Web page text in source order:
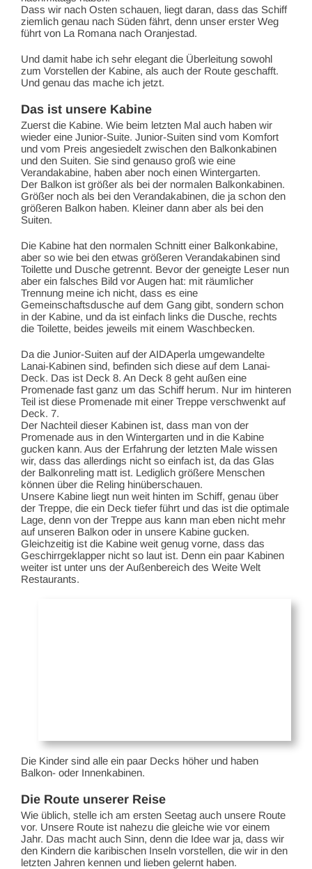
Dass wir nach Osten schauen, liegt daran, dass das Schiff
ziemlich genau nach Süden fährt, denn unser erster Weg
führt von La Romana nach Oranjestad.
Und damit habe ich sehr elegant die Überleitung sowohl
zum Vorstellen der Kabine, als auch der Route geschafft.
Und genau das mache ich jetzt.
Das ist unsere Kabine
Zuerst die Kabine. Wie beim letzten Mal auch haben wir
wieder eine Junior-Suite. Junior-Suiten sind vom Komfort
und vom Preis angesiedelt zwischen den Balkonkabinen
und den Suiten. Sie sind genauso groß wie eine
Verandakabine, haben aber noch einen Wintergarten.
Der Balkon ist größer als bei der normalen Balkonkabinen.
Größer noch als bei den Verandakabinen, die ja schon den
größeren Balkon haben. Kleiner dann aber als bei den
Suiten.
Die Kabine hat den normalen Schnitt einer Balkonkabine,
aber so wie bei den etwas größeren Verandakabinen sind
Toilette und Dusche getrennt. Bevor der geneigte Leser nun
aber ein falsches Bild vor Augen hat: mit räumlicher
Trennung meine ich nicht, dass es eine
Gemeinschaftsdusche auf dem Gang gibt, sondern schon
in der Kabine, und da ist einfach links die Dusche, rechts
die Toilette, beides jeweils mit einem Waschbecken.
Da die Junior-Suiten auf der AIDAperla umgewandelte
Lanai-Kabinen sind, befinden sich diese auf dem Lanai-
Deck. Das ist Deck 8. An Deck 8 geht außen eine
Promenade fast ganz um das Schiff herum. Nur im hinteren
Teil ist diese Promenade mit einer Treppe verschwenkt auf
Deck. 7.
Der Nachteil dieser Kabinen ist, dass man von der
Promenade aus in den Wintergarten und in die Kabine
gucken kann. Aus der Erfahrung der letzten Male wissen
wir, dass das allerdings nicht so einfach ist, da das Glas
der Balkonreling matt ist. Lediglich größere Menschen
können über die Reling hinüberschauen.
Unsere Kabine liegt nun weit hinten im Schiff, genau über
der Treppe, die ein Deck tiefer führt und das ist die optimale
Lage, denn von der Treppe aus kann man eben nicht mehr
auf unseren Balkon oder in unsere Kabine gucken.
Gleichzeitig ist die Kabine weit genug vorne, dass das
Geschirrgeklapper nicht so laut ist. Denn ein paar Kabinen
weiter ist unter uns der Außenbereich des Weite Welt
Restaurants.
Die Kinder sind alle ein paar Decks höher und haben
Balkon- oder Innenkabinen.
Die Route unserer Reise
Wie üblich, stelle ich am ersten Seetag auch unsere Route
vor. Unsere Route ist nahezu die gleiche wie vor einem
Jahr. Das macht auch Sinn, denn die Idee war ja, dass wir
den Kindern die karibischen Inseln vorstellen, die wir in den
letzten Jahren kennen und lieben gelernt haben.